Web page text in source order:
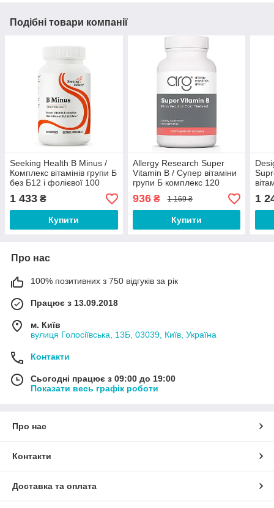
Подібні товари компанії
Seeking Health B Minus /
Комплекс вітамінів групи Б
без Б12 і фолієвої 100
капсул
1 433 ₴
Купити
Allergy Research Super
Vitamin B / Супер вітаміни
групи Б комплекс 120
капсул Термін 11/2026
936₴ 1 169 ₴
Купити
1
Про нас
100% позитивних з 750 відгуків за рік
Працює з 13.09.2018
м. Київ
вулиця Голосіївська, 13Б, 03039, Київ, Україна
Контакти
Сьогодні працює з 09:00 до 19:00
Показати весь графік роботи
Про нас
Контакти
Доставка та оплата